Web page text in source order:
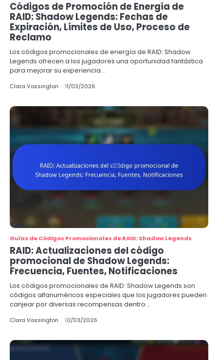
Códigos de Promoción de Energía de
RAID: Shadow Legends: Fechas de
Expiración, Límites de Uso, Proceso de
Reclamo
Los códigos promocionales de energía de RAID: Shadow
Legends ofrecen a los jugadores una oportunidad fantástica
para mejorar su experiencia…
Clara Vossington 11/03/2026
Guías de Códigos Promocionales de RAID: Shadow Legends
RAID: Actualizaciones del código
promocional de Shadow Legends:
Frecuencia, Fuentes, Notificaciones
Los códigos promocionales de RAID: Shadow Legends son
códigos alfanuméricos especiales que los jugadores pueden
canjear por diversas recompensas dentro…
Clara Vossington 10/03/2026